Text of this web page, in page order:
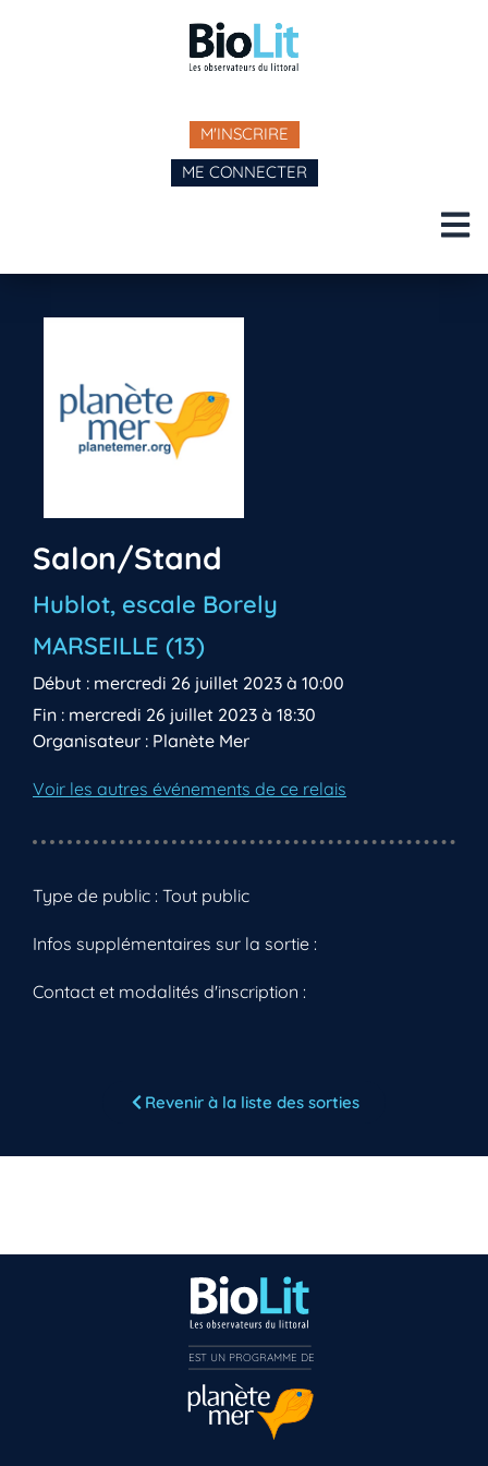
M'INSCRIRE
ME CONNECTER
Salon/Stand
Hublot, escale Borely
MARSEILLE (13)
Début : mercredi 26 juillet 2023 à 10:00
Fin : mercredi 26 juillet 2023 à 18:30
Organisateur : Planète Mer
Voir les autres événements de ce relais
Type de public : Tout public
Infos supplémentaires sur la sortie :
Contact et modalités d'inscription :
Revenir à la liste des sorties